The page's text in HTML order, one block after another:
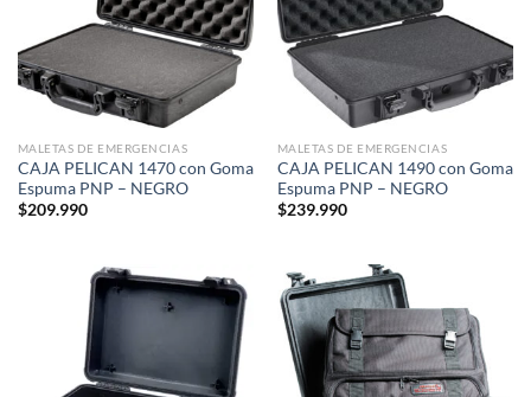
MALETAS DE EMERGENCIAS
CAJA PELICAN 1470 con Goma
Espuma PNP – NEGRO
$209.990
MALETAS DE EMERGENCIAS
CAJA PELICAN 1490 con Goma
Espuma PNP – NEGRO
$239.990